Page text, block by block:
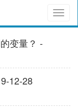
变量？ -
12-28